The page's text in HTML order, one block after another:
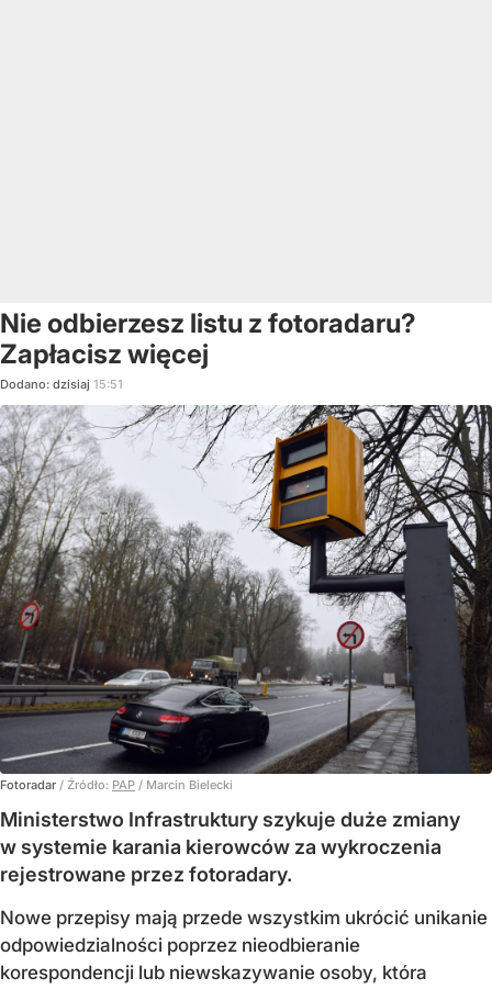
Nie odbierzesz listu z fotoradaru?
Zapłacisz więcej
Dodano: dzisiaj 15:51
Fotoradar / Źródło: PAP / Marcin Bielecki
Ministerstwo Infrastruktury szykuje duże zmiany
w systemie karania kierowców za wykroczenia
rejestrowane przez fotoradary.
Nowe przepisy mają przede wszystkim ukrócić unikanie
odpowiedzialności poprzez nieodbieranie
korespondencji lub niewskazywanie osoby, która